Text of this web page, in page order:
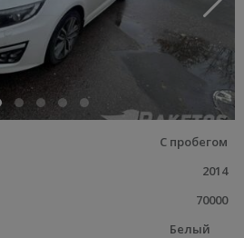
С пробегом
2014
70000
Белый